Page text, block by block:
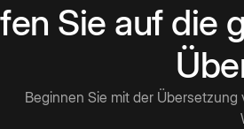
Sie auf die
Beginnen Sie mit der